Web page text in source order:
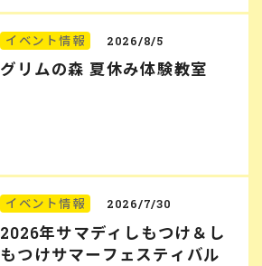
イベント情報 2026/8/5
グリムの森 夏休み体験教室
イベント情報 2026/7/30
2026年サマディしもつけ＆し
もつけサマーフェスティバル